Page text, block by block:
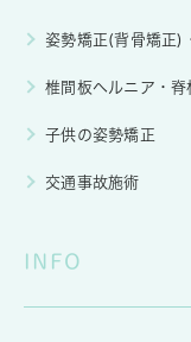
姿勢矯正(背骨矯正)
椎間板ヘルニア・脊
子供の姿勢矯正
交通事故施術
INFO